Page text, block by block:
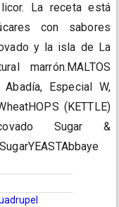
La receta está
con sabores
y la isla de La
marrón.MALTOS
Especial W,
(KETTLE)
Sugar &